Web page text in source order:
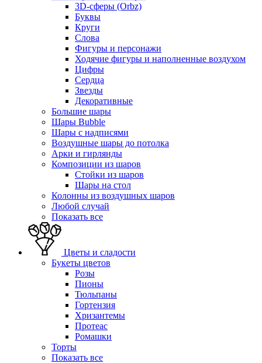
3D-сферы (Orbz)
Буквы
Круги
Слова
Фигуры и персонажи
Ходячие фигуры и наполненные воздухом
Цифры
Сердца
Звезды
Декоративные
Большие шары
Шары Bubble
Шары с надписями
Воздушные шары до потолка
Арки и гирлянды
Композиции из шаров
Стойки из шаров
Шары на стол
Колонны из воздушных шаров
Любой случай
Показать все
Цветы и сладости
Букеты цветов
Розы
Пионы
Тюльпаны
Гортензия
Хризантемы
Протеас
Ромашки
Торты
Показать все